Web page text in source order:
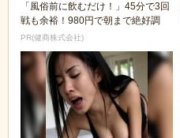
「風俗前に飲むだけ！」45分で3回
戦も余裕！980円で朝まで絶好調
PR(健商株式会社)